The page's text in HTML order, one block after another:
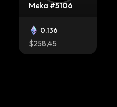
Meka #5106
0.136
$258,45